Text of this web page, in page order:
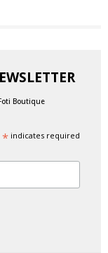
Boutique
*indicates required